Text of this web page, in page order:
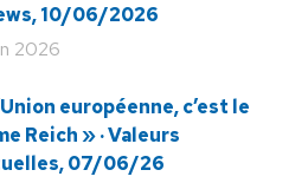
10/06/2026
2026
européenne, c’est le
Reich » · Valeurs
07/06/26